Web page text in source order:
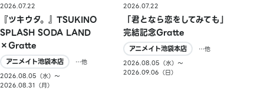
2026.07.22
『ツキウタ。』TSUKINO
SPLASH SODA LAND
×Gratte
アニメイト池袋本店
…他
2026.08.05（水）〜
2026.08.31（月）
2026.07.22
「君となら恋をしてみても」
完結記念Gratte
アニメイト池袋本店
…他
2026.08.05（水）〜
2026.09.06（日）